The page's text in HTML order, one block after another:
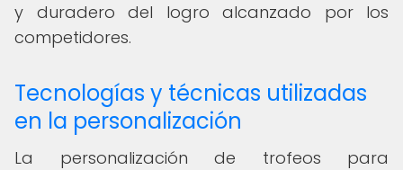
y duradero del logro alcanzado por los
competidores.
Tecnologías y técnicas utilizadas
en la personalización
La personalización de trofeos para